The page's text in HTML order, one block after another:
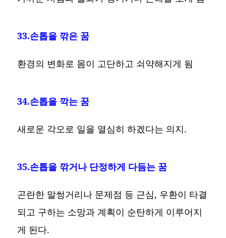
33.손톱을 깎은 꿈
환경의 변화로 몸이 고단하고 쇠약해지게 됨
34.손톱을 깍는 꿈
새로운 각오로 일을 열심히 하겠다는 의지.
35.손톱을 깎거나 단정하게 다듬는 꿈
곤란한 말썽거리나 문제점 등 근심, 우환이 타결
되고 구하는 소망과 계획이 순탄하게 이루어지
게 된다.